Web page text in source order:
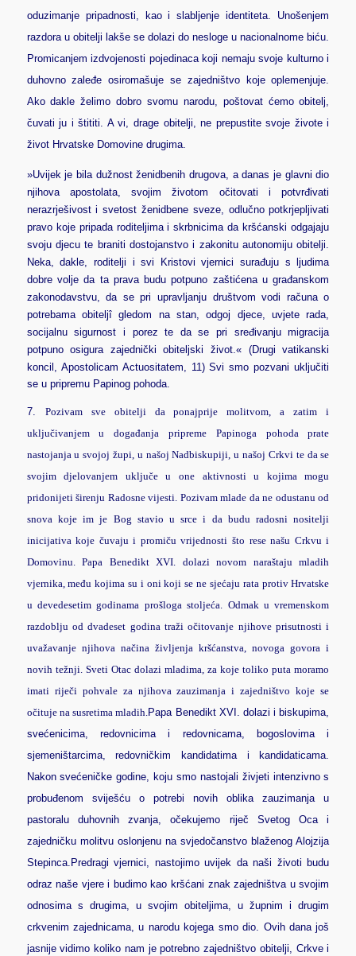
oduzimanje pripadnosti, kao i slabljenje identiteta. Unošenjem
razdora u obitelji lakše se dolazi do nesloge u nacionalnome biću.
Promicanjem izdvojenosti pojedinaca koji nemaju svoje kulturno i
duhovno zaleđe osiromašuje se zajedništvo koje oplemenjuje.
Ako dakle želimo dobro svomu narodu, poštovat ćemo obitelj,
čuvati ju i štititi. A vi, drage obitelji, ne prepustite svoje živote i
život Hrvatske Domovine drugima.
»Uvijek je bila dužnost ženidbenih drugova, a danas je glavni dio
njihova apostolata, svojim životom očitovati i potvrđivati
nerazrješivost i svetost ženidbene sveze, odlučno potkrjepljivati
pravo koje pripada roditeljima i skrbnicima da kršćanski odgajaju
svoju djecu te braniti dostojanstvo i zakonitu autonomiju obitelji.
Neka, dakle, roditelji i svi Kristovi vjernici surađuju s ljudima
dobre volje da ta prava budu potpuno zaštićena u građanskom
zakonodavstvu, da se pri upravljanju društvom vodi računa o
potrebama obiteljî gledom na stan, odgoj djece, uvjete rada,
socijalnu sigurnost i porez te da se pri sređivanju migracija
potpuno osigura zajednički obiteljski život.« (Drugi vatikanski
koncil, Apostolicam Actuositatem, 11)Svi smo pozvani uključiti
se u pripremu Papinog pohoda.
7.
Pozivam sve obitelji da ponajprije molitvom, a zatim i
uključivanjem u događanja pripreme Papinoga pohoda prate
nastojanja u svojoj župi, u našoj Nadbiskupiji, u našoj Crkvi te da se
svojim djelovanjem uključe u one aktivnosti u kojima mogu
pridonijeti širenju Radosne vijesti. Pozivam mlade da ne odustanu od
snova koje im je Bog stavio u srce i da budu radosni nositelji
inicijativa koje čuvaju i promiču vrijednosti što rese našu Crkvu i
Domovinu. Papa Benedikt XVI. dolazi novom naraštaju mladih
vjernika, među kojima su i oni koji se ne sjećaju rata protiv Hrvatske
u devedesetim godinama prošloga stoljeća. Odmak u vremenskom
razdoblju od dvadeset godina traži očitovanje njihove prisutnosti i
uvažavanje njihova načina življenja kršćanstva, novoga govora i
novih težnji. Sveti Otac dolazi mladima, za koje toliko puta moramo
imati riječi pohvale za njihova zauzimanja i zajedništvo koje se
očituje na susretima mladih.Papa Benedikt XVI. dolazi i biskupima,
svećenicima, redovnicima i redovnicama, bogoslovima i
sjemeništarcima, redovničkim kandidatima i kandidaticama.
Nakon svećeničke godine, koju smo nastojali živjeti intenzivno s
probuđenom sviješću o potrebi novih oblika zauzimanja u
pastoralu duhovnih zvanja, očekujemo riječ Svetog Oca i
zajedničku molitvu oslonjenu na svjedočanstvo blaženog Alojzija
Stepinca. Predragi vjernici, nastojimo uvijek da naši životi budu
odraz naše vjere i budimo kao kršćani znak zajedništva u svojim
odnosima s drugima, u svojim obiteljima, u župnim i drugim
crkvenim zajednicama, u narodu kojega smo dio. Ovih dana još
jasnije vidimo koliko nam je potrebno zajedništvo obitelji, Crkve i